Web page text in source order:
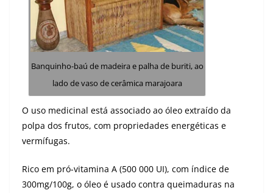
Banquinho-baú de madeira e palha de buriti, ao
lado de vaso de cerâmica marajoara
O uso medicinal está associado ao óleo extraído da
polpa dos frutos, com propriedades energéticas e
vermífugas.
Rico em pró-vitamina A (500 000 UI), com índice de
300mg/100g, o óleo é usado contra queimaduras na